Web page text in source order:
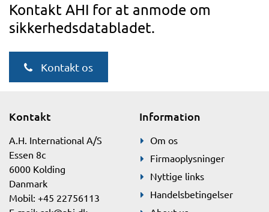
Kontakt AHI for at anmode om
sikkerhedsdatabladet.
Kontakt os
Kontakt
A.H. International A/S
Essen 8c
6000 Kolding
Danmark
Mobil: +45 22756113
Information
Om os
Firmaoplysninger
Nyttige links
Handelsbetingelser